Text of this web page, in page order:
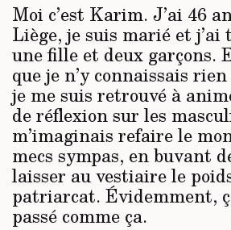
Moi c’est Karim. J’ai 46
Liège, je suis marié et
une fille et deux garçons.
que je n’y connaissais
je me suis retrouvé à
de réflexion sur les
m’imaginais refaire le
mecs sympas, en buvant
laisser au vestiaire le
patriarcat. Évidemment,
passé comme ça.